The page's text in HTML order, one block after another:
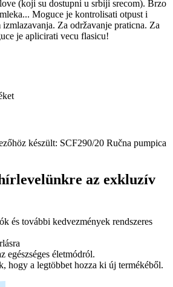
(koji su dostupni u srbiji srecom). Brzo
Moguce je kontrolisati otpust i
Za održavanje praticna. Za
je aplicirati vecu flasicu!
készült: SCF290/20 Ručna pumpica
az exkluzív
és további kedvezmények rendszeres
egészséges életmódról.
hogy a legtöbbet hozza ki új termékéből.